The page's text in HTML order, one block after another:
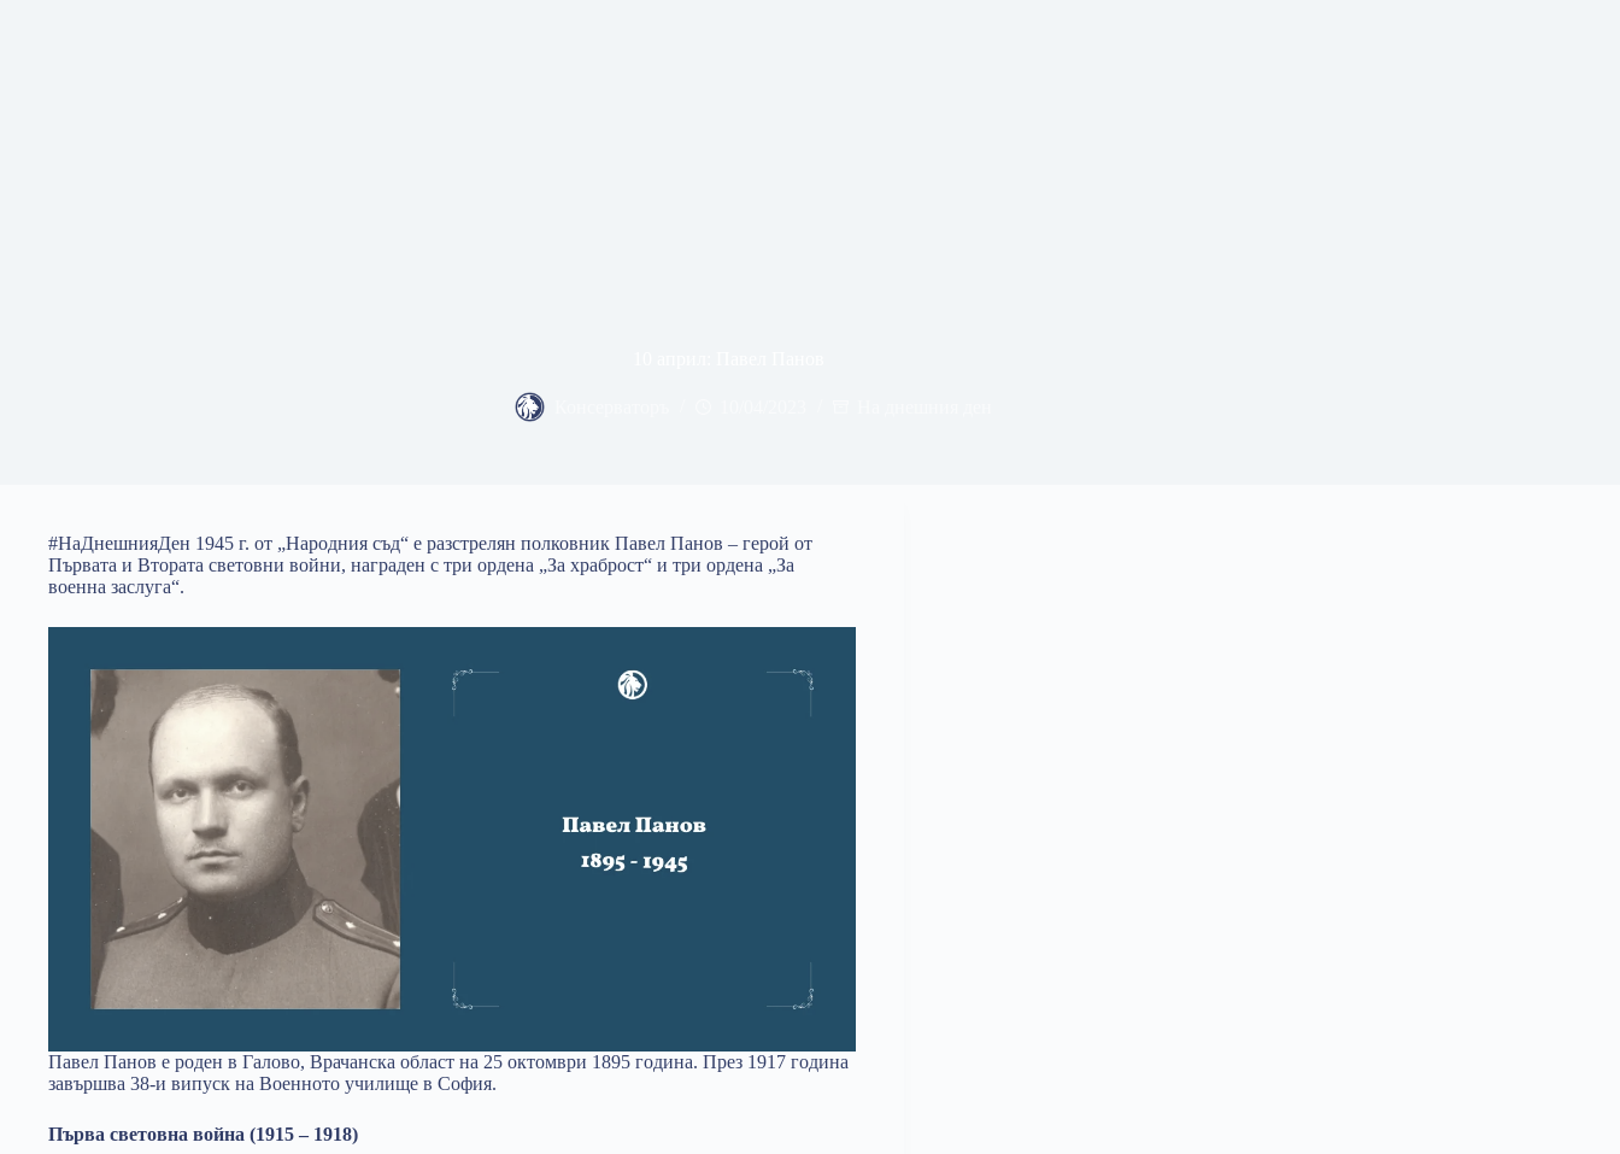
#НаДнешнияДен 1945 г. от „Народния съд“ е разстрелян полковник Павел Панов – герой от
Първата и Втората световни войни, награден с три ордена „За храброст“ и три ордена „За
военна заслуга“.
Павел Панов е роден в Галово, Врачанска област на 25 октомври 1895 година. През 1917 година
завършва 38-и випуск на Военното училище в София.
Първа световна война (1915 – 1918)